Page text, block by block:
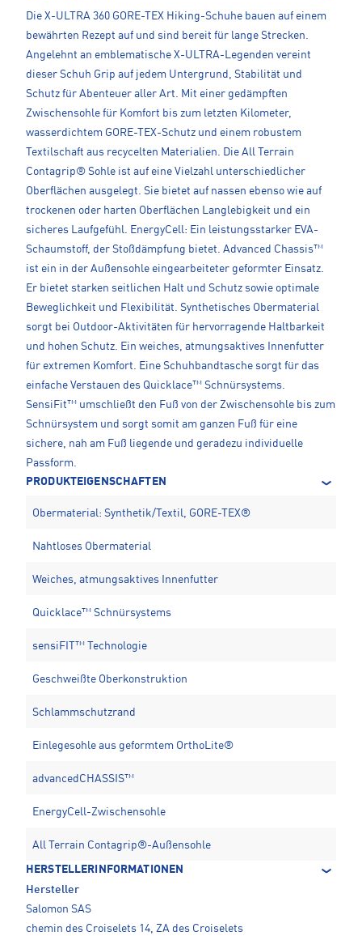
Die X-ULTRA 360 GORE-TEX Hiking-Schuhe bauen auf einem
bewährten Rezept auf und sind bereit für lange Strecken.
Angelehnt an emblematische X-ULTRA-Legenden vereint
dieser Schuh Grip auf jedem Untergrund, Stabilität und
Schutz für Abenteuer aller Art. Mit einer gedämpften
Zwischensohle für Komfort bis zum letzten Kilometer,
wasserdichtem GORE-TEX-Schutz und einem robustem
Textilschaft aus recycelten Materialien. Die All Terrain
Contagrip® Sohle ist auf eine Vielzahl unterschiedlicher
Oberflächen ausgelegt. Sie bietet auf nassen ebenso wie auf
trockenen oder harten Oberflächen Langlebigkeit und ein
sicheres Laufgefühl. EnergyCell: Ein leistungsstarker EVA-
Schaumstoff, der Stoßdämpfung bietet. Advanced Chassis™
ist ein in der Außensohle eingearbeiteter geformter Einsatz.
Er bietet starken seitlichen Halt und Schutz sowie optimale
Beweglichkeit und Flexibilität. Synthetisches Obermaterial
sorgt bei Outdoor-Aktivitäten für hervorragende Haltbarkeit
und hohen Schutz. Ein weiches, atmungsaktives Innenfutter
für extremen Komfort. Eine Schuhbandtasche sorgt für das
einfache Verstauen des Quicklace™ Schnürsystems.
SensiFit™ umschließt den Fuß von der Zwischensohle bis zum
Schnürsystem und sorgt somit am ganzen Fuß für eine
sichere, nah am Fuß liegende und geradezu individuelle
Passform.
PRODUKTEIGENSCHAFTEN
Obermaterial: Synthetik/Textil, GORE-TEX®
Nahtloses Obermaterial
Weiches, atmungsaktives Innenfutter
Quicklace™ Schnürsystems
sensiFIT™ Technologie
Geschweißte Oberkonstruktion
Schlammschutzrand
Einlegesohle aus geformtem OrthoLite®
advancedCHASSIS™
EnergyCell-Zwischensohle
All Terrain Contagrip®-Außensohle
HERSTELLERINFORMATIONEN
Hersteller
Salomon SAS
chemin des Croiselets 14, ZA des Croiselets